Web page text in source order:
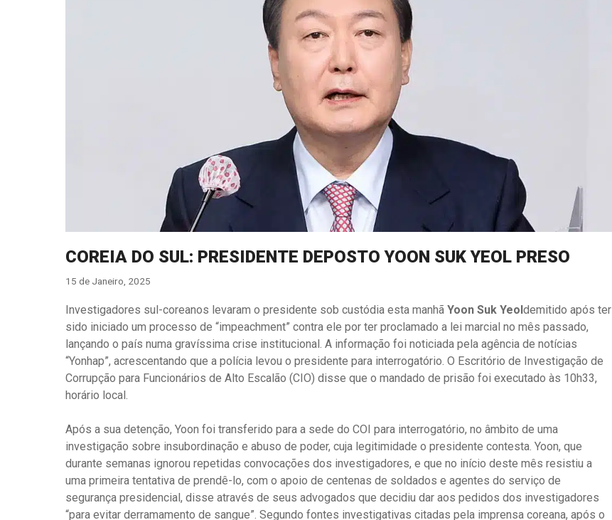
COREIA DO SUL: PRESIDENTE DEPOSTO YOON SUK YEOL PRESO
15 de Janeiro, 2025
Investigadores sul-coreanos levaram o presidente sob custódia esta manhã Yoon Suk Yeol demitido após ter
sido iniciado um processo de “impeachment” contra ele por ter proclamado a lei marcial no mês passado,
lançando o país numa gravíssima crise institucional. A informação foi noticiada pela agência de notícias
“Yonhap”, acrescentando que a polícia levou o presidente para interrogatório. O Escritório de Investigação de
Corrupção para Funcionários de Alto Escalão (CIO) disse que o mandado de prisão foi executado às 10h33,
horário local.
Após a sua detenção, Yoon foi transferido para a sede do COI para interrogatório, no âmbito de uma
investigação sobre insubordinação e abuso de poder, cuja legitimidade o presidente contesta. Yoon, que
durante semanas ignorou repetidas convocações dos investigadores, e que no início deste mês resistiu a
uma primeira tentativa de prendê-lo, com o apoio de centenas de soldados e agentes do serviço de
segurança presidencial, disse através de seus advogados que decidiu dar aos pedidos dos investigadores
“para evitar derramamento de sangue”. Segundo fontes investigativas citadas pela imprensa coreana, após o